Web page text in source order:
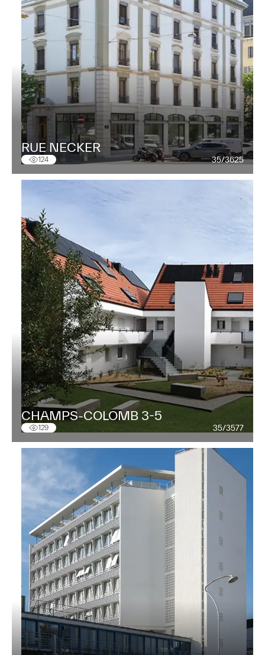
RUE NECKER
124 35/3625
CHAMPS-COLOMB 3-5
129 35/3577